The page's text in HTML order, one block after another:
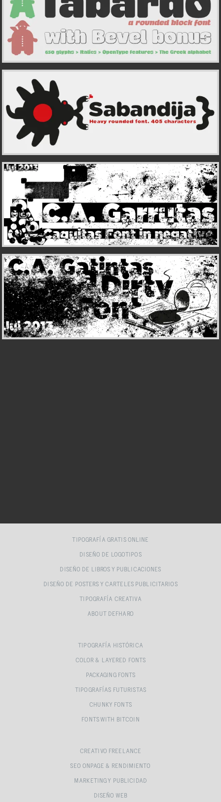
TIPOGRAFÍA GRATIS ONLINE
DISEÑO DE LOGOTIPOS
DISEÑO DE LIBROS Y PUBLICACIONES
DISEÑO DE POSTERS Y CARTELES PUBLICITARIOS
TIPOGRAFÍA CREATIVA
ABOUT DEFHARO
TIPOGRAFÍA HISTÓRICA
COLOR & LAYERED FONTS
PACKAGING FONTS
TIPOGRAFÍAS FUTURISTAS
CHUNKY FONTS
FONTS WITH BITCOIN
CREATIVO FREELANCE
SEO ONPAGE & RENDIMIENTO
MARKETING Y PUBLICIDAD
DISEÑO WEB